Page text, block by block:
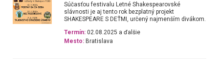
Súčasťou festivalu Letné Shakespearovské
slávnosti je aj tento rok bezplatný projekt
SHAKESPEARE S DEŤMI, určený najmenším divákom.
Termín: 02.08.2025 a ďalšie
Mesto: Bratislava